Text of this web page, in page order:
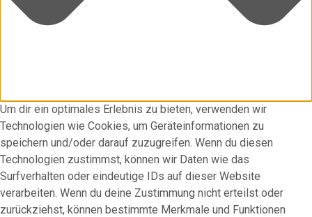
Um dir ein optimales Erlebnis zu bieten, verwenden wir
Technologien wie Cookies, um Geräteinformationen zu
speichern und/oder darauf zuzugreifen. Wenn du diesen
Technologien zustimmst, können wir Daten wie das
Surfverhalten oder eindeutige IDs auf dieser Website
verarbeiten. Wenn du deine Zustimmung nicht erteilst oder
zurückziehst, können bestimmte Merkmale und Funktionen